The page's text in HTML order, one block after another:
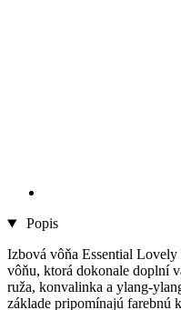
Popis
Izbová vôňa Essential
vôňu, ktorá dokonale doplní
ruža, konvalinka a ylang-
základe pripomínajú farebnú